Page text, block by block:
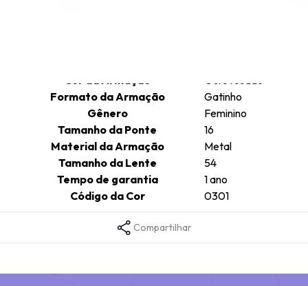
Formato da Armação
Gatinho
Gênero
Feminino
Tamanho da Ponte
16
Material da Armação
Metal
Tamanho da Lente
54
Tempo de garantia
1 ano
Código da Cor
0301
Compartilhar